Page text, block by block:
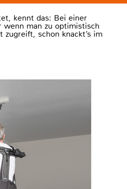
kennt das: Bei einer
wenn man zu optimistisch
zugreift, schon knackt’s im